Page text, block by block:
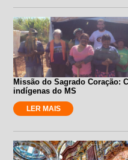
Missão do Sagrado Coração:
indígenas do MS
LER MAIS